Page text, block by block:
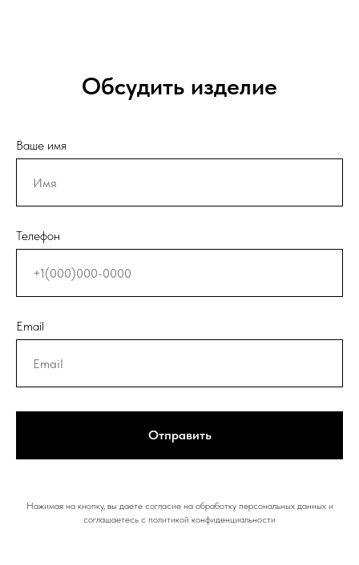
Обсудить изделие
Ваше имя
Телефон
Email
Отправить
Нажимая на кнопку, вы даете согласие на обработку персональных данных и
соглашаетесь c политикой конфиденциальности